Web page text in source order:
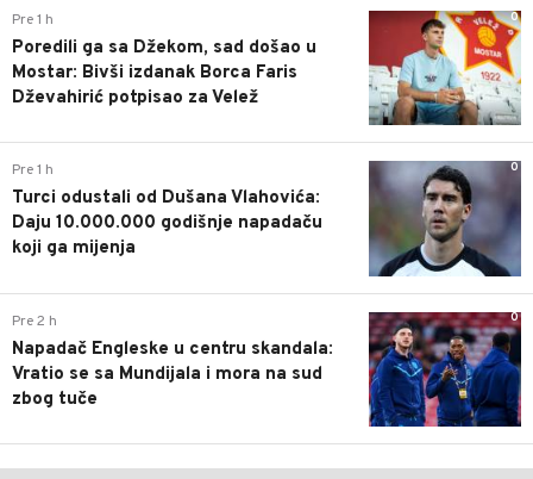
0
Pre 1 h
Poredili ga sa Džekom, sad došao u
Mostar: Bivši izdanak Borca Faris
Dževahirić potpisao za Velež
0
Pre 1 h
Turci odustali od Dušana Vlahovića:
Daju 10.000.000 godišnje napadaču
koji ga mijenja
0
Pre 2 h
Napadač Engleske u centru skandala:
Vratio se sa Mundijala i mora na sud
zbog tuče